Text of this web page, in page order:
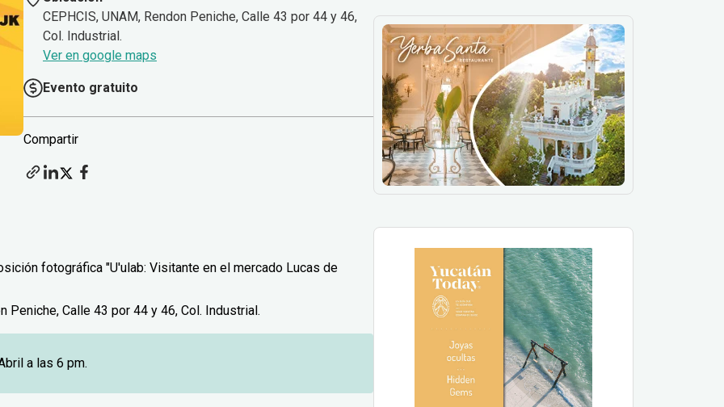
CEPHCIS, UNAM, Rendon Peniche, Calle 43 por 44 y 46,
Col. Industrial.
Ver en google maps
Evento gratuito
Compartir
fotográfica "U'ulab: Visitante en el mercado Lucas de
Peniche, Calle 43 por 44 y 46, Col. Industrial.
a las 6 pm.